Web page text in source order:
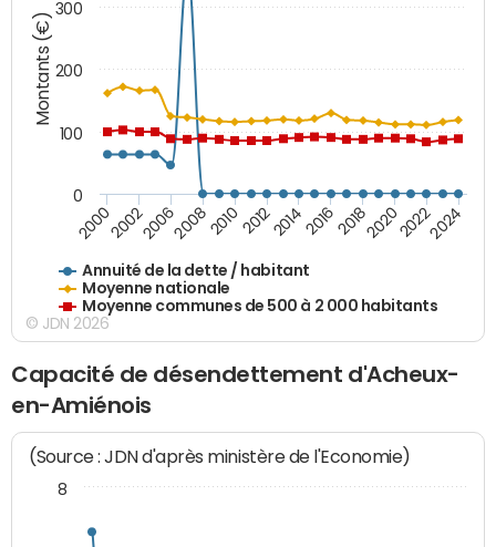
Montants (€)
Annuité de la dette / habitant
Moyenne nationale
Moyenne communes de 500 à 2 000 habitants
200020022006200820102012201420162018202020222024
0
100
200
300
© JDN 2026
Capacité de désendettement d'Acheux-
en-Amiénois
(Source : JDN d'après ministère de l'Economie)
8